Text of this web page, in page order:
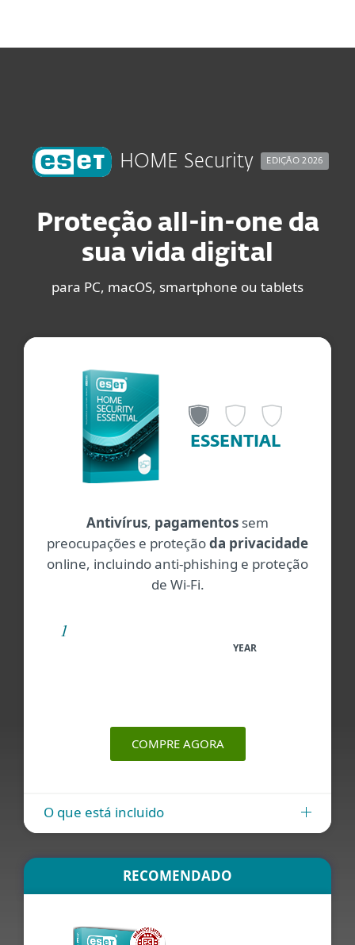
HOME Security EDIÇÃO 2026
Proteção all-in-one da
sua vida digital
para PC, macOS, smartphone ou tablets
ESSENTIAL
Antivírus, pagamentos sem
preocupações e proteçãoda privacidade
online, incluindo anti-phishing e proteção
de Wi-Fi.
YEAR
COMPRE AGORA
O que está incluido
RECOMENDADO